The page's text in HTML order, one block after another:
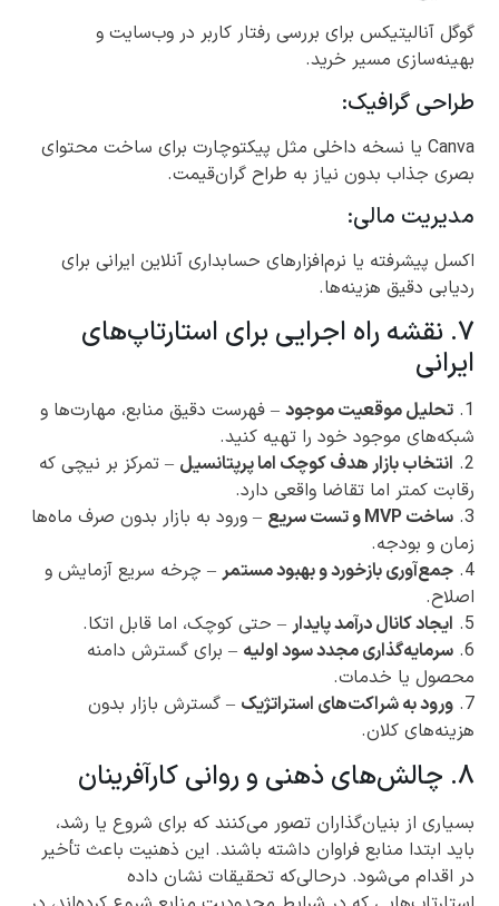
گوگل آنالیتیکس برای بررسی رفتار کاربر در وب‌سایت و
بهینه‌سازی مسیر خرید.
طراحی گرافیک:
Canva یا نسخه داخلی مثل پیکتوچارت برای ساخت محتوای
بصری جذاب بدون نیاز به طراح گران‌قیمت.
مدیریت مالی:
اکسل پیشرفته یا نرم‌افزارهای حسابداری آنلاین ایرانی برای
ردیابی دقیق هزینه‌ها.
۷. نقشه راه اجرایی برای استارتاپ‌های
ایرانی
1. تحلیل موقعیت موجود – فهرست دقیق منابع، مهارت‌ها و
شبکه‌های موجود خود را تهیه کنید.
2. انتخاب بازار هدف کوچک اما پرپتانسیل – تمرکز بر نیچی که
رقابت کمتر اما تقاضا واقعی دارد.
3. ساخت MVP و تست سریع
– ورود به بازار بدون صرف ماه‌ها
زمان و بودجه.
4. جمع‌آوری بازخورد و بهبود مستمر – چرخه سریع آزمایش و
اصلاح.
5. ایجاد کانال درآمد پایدار – حتی کوچک، اما قابل اتکا.
6. سرمایه‌گذاری مجدد سود اولیه – برای گسترش دامنه
محصول یا خدمات.
7. ورود به شراکت‌های استراتژیک – گسترش بازار بدون
هزینه‌های کلان.
۸. چالش‌های ذهنی و روانی کارآفرینان
بسیاری از بنیان‌گذاران تصور می‌کنند که برای شروع یا رشد،
باید ابتدا منابع فراوان داشته باشند. این ذهنیت باعث تأخیر
در اقدام می‌شود. درحالی‌که تحقیقات نشان داده